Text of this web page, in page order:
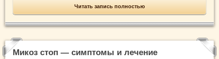
Читать запись полностью
Микоз стоп — симптомы и лечение